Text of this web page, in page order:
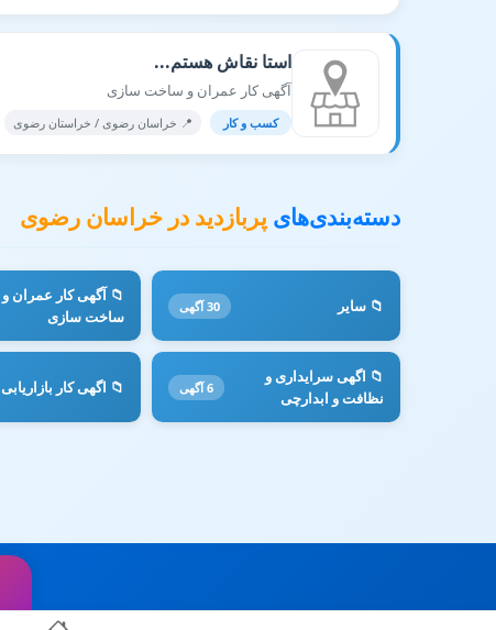
استا نقاش هستم...
آگهی کار عمران و ساخت سازی
کسب و کار 📍 خراسان رضوی / خراستان رضوی
دسته‌بندی‌های پربازدید در خراسان رضوی
📁 سایر 30 آگهی
📁 آگهی کار عمران و
ساخت سازی
📁 اگهی سرایداری و
نظافت و ابدارچی
6 آگهی 📁 اگهی کار بازاریابی